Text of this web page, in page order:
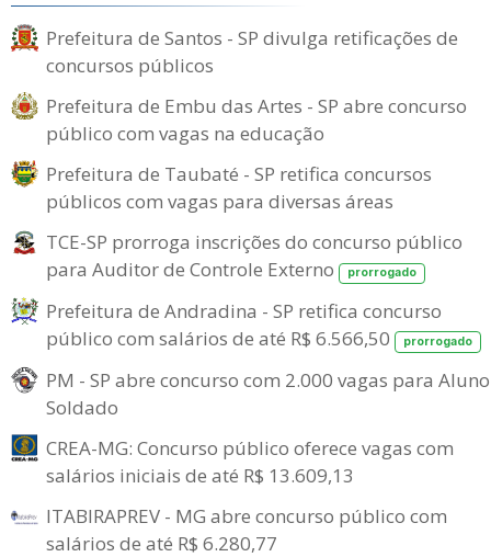
Prefeitura de Santos - SP divulga retificações de
concursos públicos
Prefeitura de Embu das Artes - SP abre concurso
público com vagas na educação
Prefeitura de Taubaté - SP retifica concursos
públicos com vagas para diversas áreas
TCE-SP prorroga inscrições do concurso público
para Auditor de Controle Externo
prorrogado
Prefeitura de Andradina - SP retifica concurso
público com salários de até R$ 6.566,50
prorrogado
PM - SP abre concurso com 2.000 vagas para
Soldado
CREA-MG: Concurso público oferece vagas com
salários iniciais de até R$ 13.609,13
ITABIRAPREV - MG abre concurso público com
salários de até R$ 6.280,77